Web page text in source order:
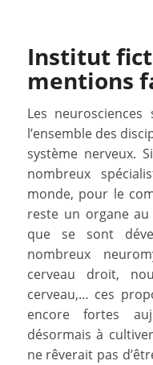
Institut
mentions
Les
l’ensemble des
système nerveux.
nombreux
monde, pour le
reste un organe
que se sont
nombreux
cerveau droit,
cerveau,… ces
encore fortes
désormais à
ne rêverait pas